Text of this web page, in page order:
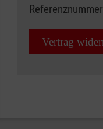
Vertrag